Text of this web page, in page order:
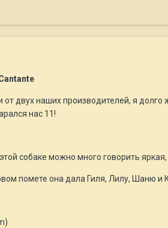
от двух наших производителей, я
нас 11!
собаке можно много говорить
помете она дала Гиля, Лилу, Шаню